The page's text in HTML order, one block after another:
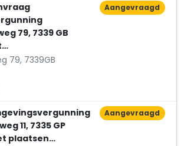
79, 7339 GB
79, 7339GB
Aangevraagd
11, 7335 GP
plaatsen…
Aangevraagd